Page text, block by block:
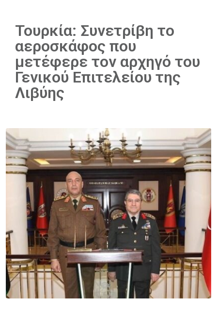
Τουρκία: Συνετρίβη το
αεροσκάφος που
μετέφερε τον αρχηγό του
Γενικού Επιτελείου της
Λιβύης